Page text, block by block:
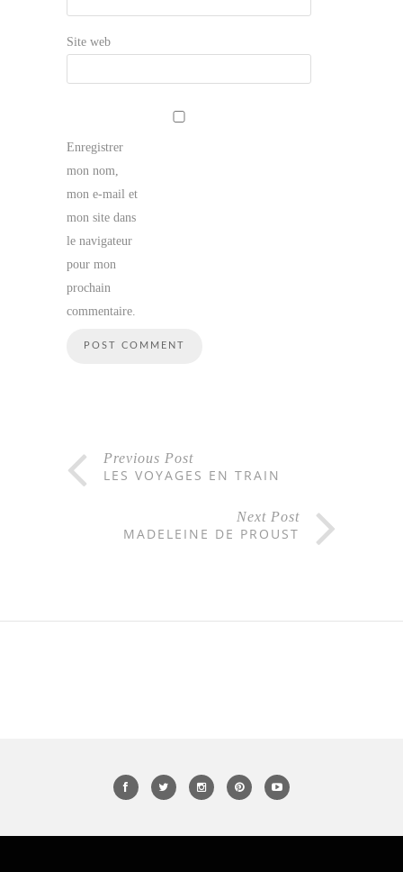
Site web
Enregistrer
mon nom,
mon e-mail et
mon site dans
le navigateur
pour mon
prochain
commentaire.
Previous Post
LES VOYAGES EN TRAIN
Next Post
MADELEINE DE PROUST